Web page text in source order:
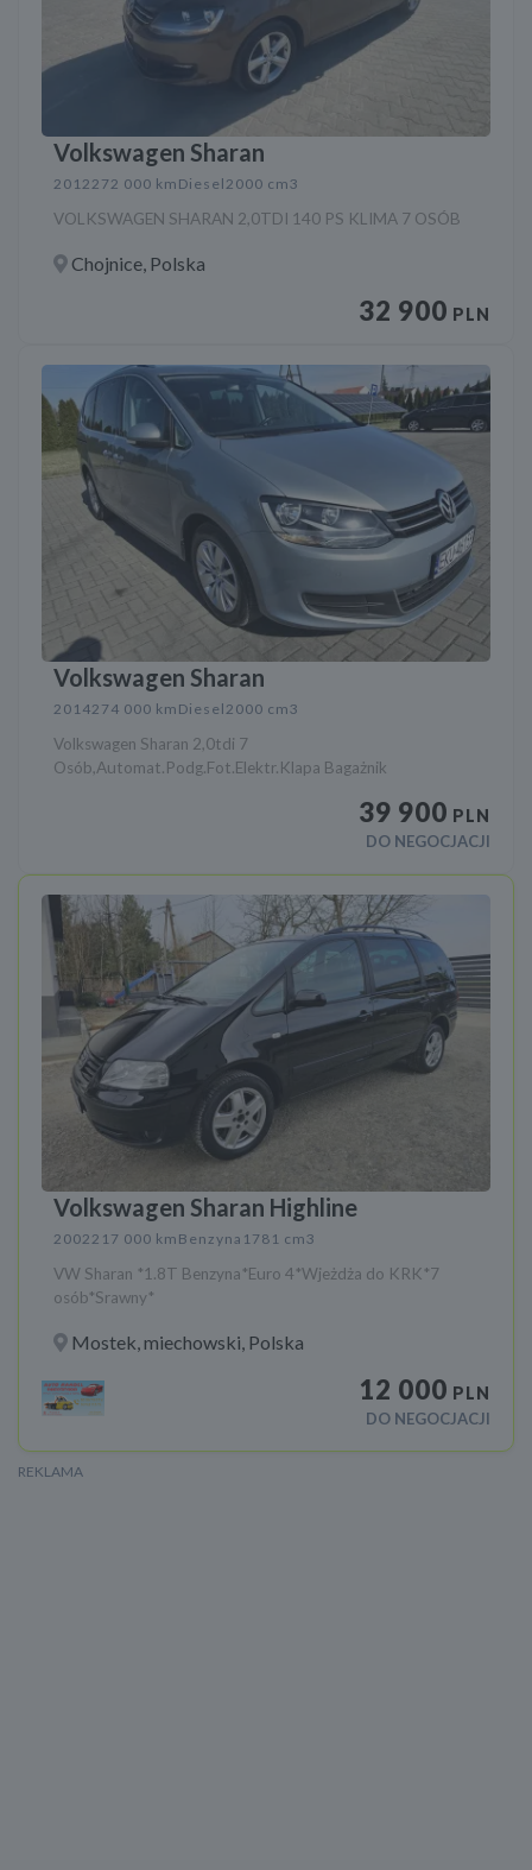
Volkswagen Sharan
2012272 000 km Diesel2000 cm3
VOLKSWAGEN SHARAN 2,0TDI 140 PS KLIMA 7 OSÓB
Chojnice, Polska
32 900 PLN
Volkswagen Sharan
2014274 000 km Diesel2000 cm3
Volkswagen Sharan 2,0tdi 7
Osób,Automat.Podg.Fot.Elektr.Klapa Bagażnik
39 900 PLN
DO NEGOCJACJI
Volkswagen Sharan Highline
2002217 000 km Benzyna 1781 cm3
VW Sharan *1.8T Benzyna*Euro 4*Wjeżdża do KRK*7
osób*Srawny*
Mostek, miechowski, Polska
12 000 PLN
DO NEGOCJACJI